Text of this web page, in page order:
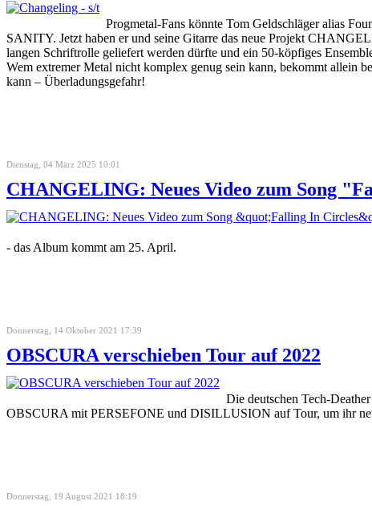
Progmetal-Fans könnte Tom Geldschläger alias
SANITY. Jetzt haben er und seine Gitarre das neue Projekt
langen Schriftrolle geliefert werden dürfte und ein 50-köpfiges
Wem extremer Metal nicht komplex genug sein kann, bekommt allein
kann – Überladungsgefahr!
Dienstag, 04 März 2025 10:01
CHANGELING: Neues Video zum Song
- das Album kommt am 25. April.
Donnerstag, 14 Oktober 2021 17:39
OBSCURA verschieben Tour auf 2022
Die deutschen Tech-
OBSCURA mit PERSEFONE und DISILLUSION auf Tour, um ihr
Donnerstag, 19 August 2021 18:19